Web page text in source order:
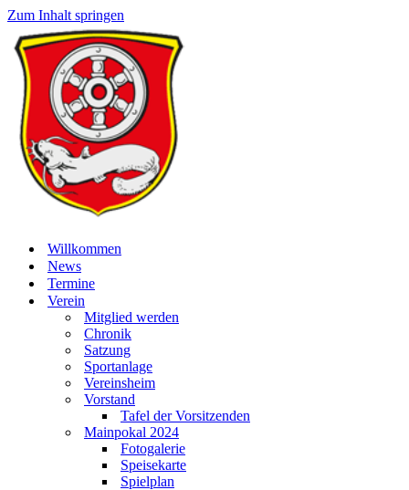
Zum Inhalt springen
Willkommen
News
Termine
Verein
Mitglied werden
Chronik
Satzung
Sportanlage
Vereinsheim
Vorstand
Tafel der Vorsitzenden
Mainpokal 2024
Fotogalerie
Speisekarte
Spielplan